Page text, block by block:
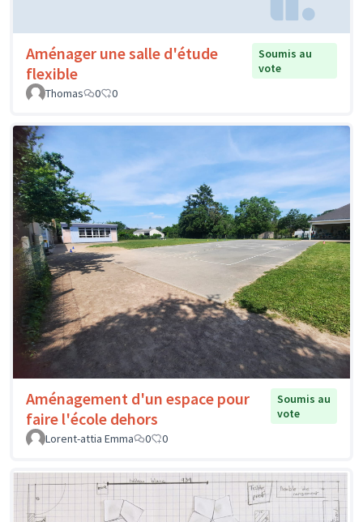
Aménager une salle d'étude
flexible
Soumis au
vote
Thomas
0 0
Aménagement d'un espace pour
faire l'école dehors
Soumis au
vote
Lorent-attia Emma
0 0